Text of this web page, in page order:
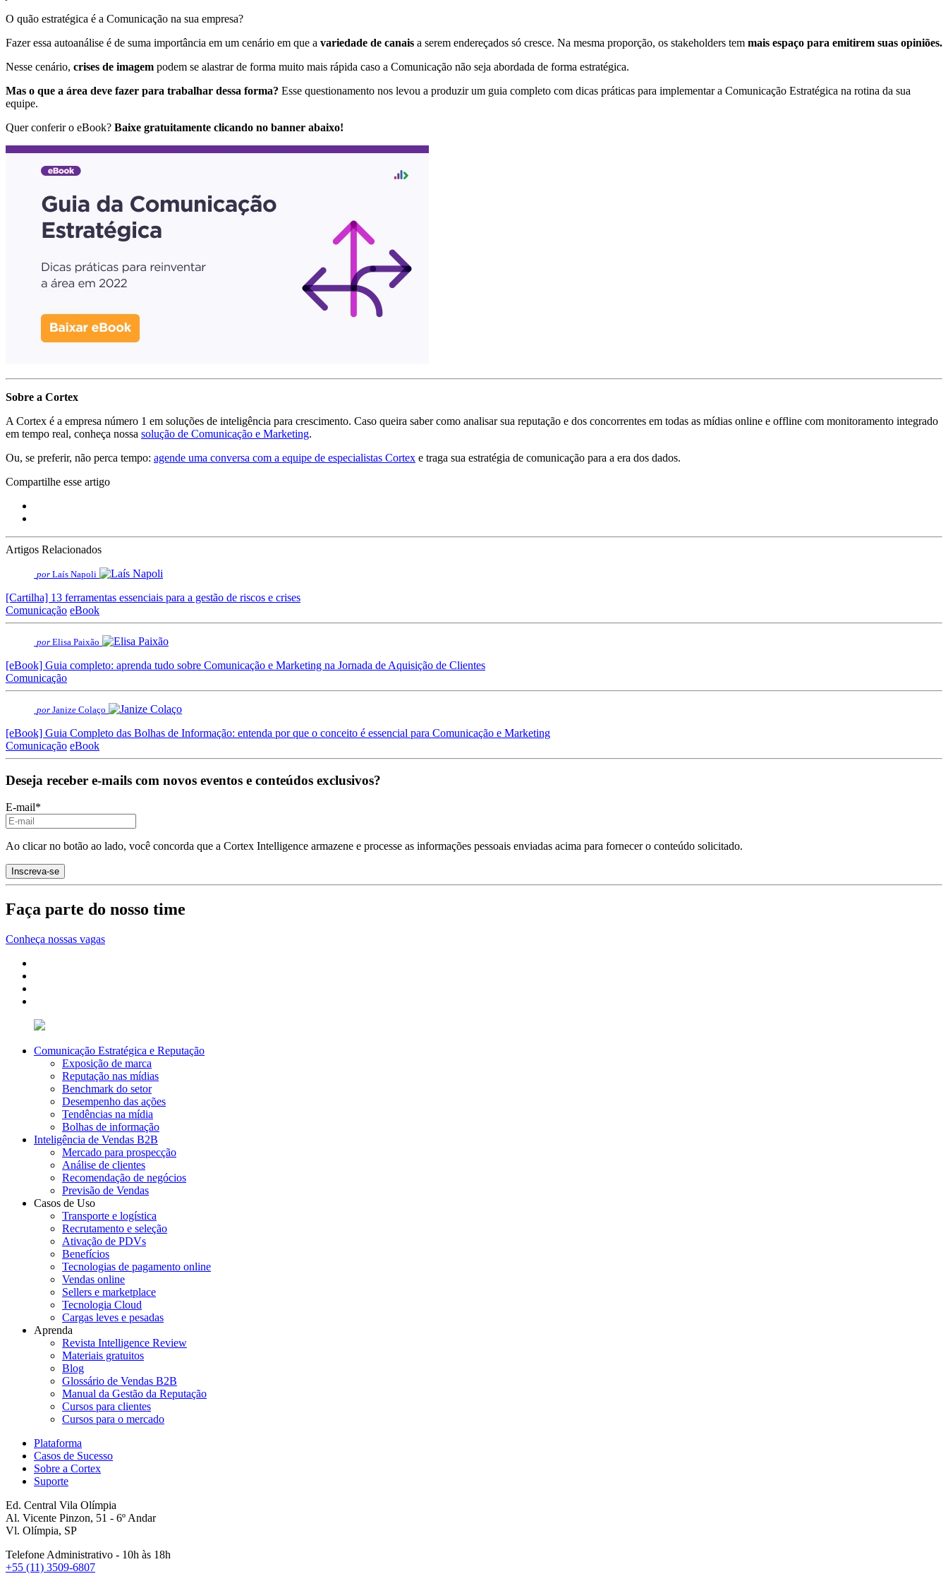
O quão estratégica é a Comunicação na sua empresa?
Fazer essa autoanálise é de suma importância em um cenário em que a variedade de canais a serem endereçados só cresce. Na mesma proporção, os stakeholders tem mais espaço para emitirem suas opiniões.
Nesse cenário, crises de imagem podem se alastrar de forma muito mais rápida caso a Comunicação não seja abordada de forma estratégica.
Mas o que a área deve fazer para trabalhar dessa forma? Esse questionamento nos levou a produzir um guia completo com dicas práticas para implementar a Comunicação Estratégica na rotina da sua
equipe.
Quer conferir o eBook? Baixe gratuitamente clicando no banner abaixo!
Sobre a Cortex
A Cortex é a empresa número 1 em soluções de inteligência para crescimento. Caso queira saber como analisar sua reputação e dos concorrentes em todas as mídias online e offline com monitoramento integrado
em tempo real, conheça nossa solução de Comunicação e Marketing.
Ou, se preferir, não perca tempo: agende uma conversa com a equipe de especialistas Cortex e traga sua estratégia de comunicação para a era dos dados.
Compartilhe esse artigo
Artigos Relacionados
por Laís Napoli
[Cartilha] 13 ferramentas essenciais para a gestão de riscos e crises
Comunicação eBook
por Elisa Paixão
[eBook] Guia completo: aprenda tudo sobre Comunicação e Marketing na Jornada de Aquisição de Clientes
Comunicação
por Janize Colaço
[eBook] Guia Completo das Bolhas de Informação: entenda por que o conceito é essencial para Comunicação e Marketing
Comunicação eBook
Deseja receber e-mails com novos eventos e conteúdos exclusivos?
E-mail*
Ao clicar no botão ao lado, você concorda que a Cortex Intelligence armazene e processe as informações pessoais enviadas acima para fornecer o conteúdo solicitado.
Faça parte do nosso time
Conheça nossas vagas
Comunicação Estratégica e Reputação
Exposição de marca
Reputação nas mídias
Benchmark do setor
Desempenho das ações
Tendências na mídia
Bolhas de informação
Inteligência de Vendas B2B
Mercado para prospecção
Análise de clientes
Recomendação de negócios
Previsão de Vendas
Casos de Uso
Transporte e logística
Recrutamento e seleção
Ativação de PDVs
Benefícios
Tecnologias de pagamento online
Vendas online
Sellers e marketplace
Tecnologia Cloud
Cargas leves e pesadas
Aprenda
Revista Intelligence Review
Materiais gratuitos
Blog
Glossário de Vendas B2B
Manual da Gestão da Reputação
Cursos para clientes
Cursos para o mercado
Plataforma
Casos de Sucesso
Sobre a Cortex
Suporte
Ed. Central Vila Olímpia
Al. Vicente Pinzon, 51 - 6º Andar
Vl. Olímpia, SP
Telefone Administrativo - 10h às 18h
+55 (11) 3509-6807